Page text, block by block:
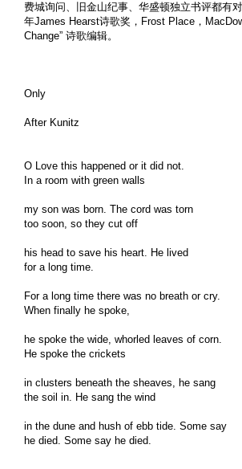
费城询问、旧金山纪事、华盛顿独立书评都有
年James Hearst诗歌奖，Frost Place，
Change” 诗歌编辑。
Only
After Kunitz
O Love this happened or it did not.
In a room with green walls
my son was born. The cord was torn
too soon, so they cut off
his head to save his heart. He lived
for a long time.
For a long time there was no breath or cry.
When finally he spoke,
he spoke the wide, whorled leaves of corn.
He spoke the crickets
in clusters beneath the sheaves, he sang
the soil in. He sang the wind
in the dune and hush of ebb tide. Some say
he died. Some say he died.